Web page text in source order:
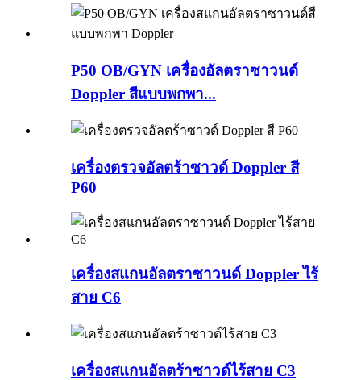
P50 OB/GYN เครื่องอัลตราซาวนด์
Doppler สีแบบพกพา...
เครื่องตรวจอัลตร้าซาวด์ Doppler สี
P60
เครื่องสแกนอัลตราซาวนด์ Doppler ไร้
สาย C6
เครื่องสแกนอัลตร้าซาวด์ไร้สาย C3